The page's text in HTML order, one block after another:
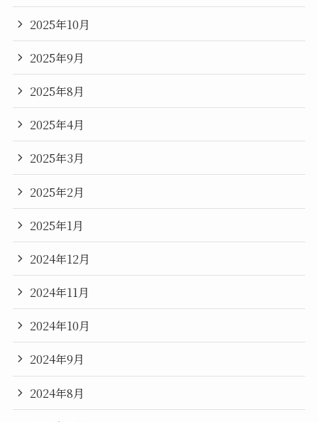
2025年10月
2025年9月
2025年8月
2025年4月
2025年3月
2025年2月
2025年1月
2024年12月
2024年11月
2024年10月
2024年9月
2024年8月